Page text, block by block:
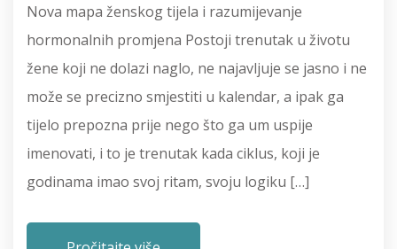
Nova mapa ženskog tijela i razumijevanje
hormonalnih promjena Postoji trenutak u životu
žene koji ne dolazi naglo, ne najavljuje se jasno i ne
može se precizno smjestiti u kalendar, a ipak ga
tijelo prepozna prije nego što ga um uspije
imenovati, i to je trenutak kada ciklus, koji je
godinama imao svoj ritam, svoju logiku […]